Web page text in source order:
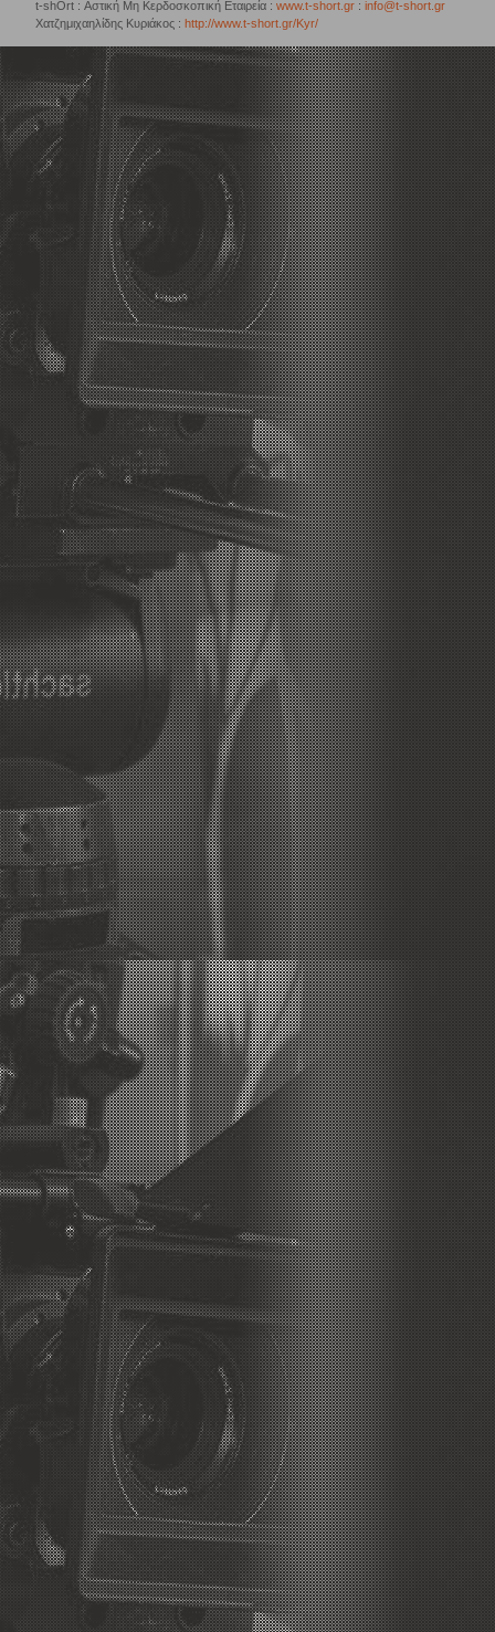
t-shOrt : Αστική Μη Κερδοσκοπική Εταιρεία : www.t-short.gr : info@t-short.gr
Χατζημιχαηλίδης Κυριάκος : http://www.t-short.gr/Kyr/